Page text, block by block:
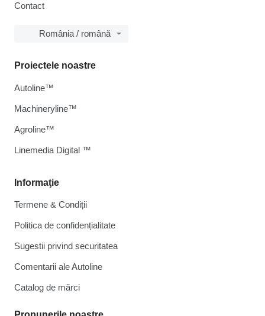
Contact
România / română
Informaţie
Termene & Condiții
Politica de confidențialitate
Sugestii privind securitatea
Comentarii ale Autoline
Catalog de mărcі
Proiectele noastre
Autoline™
Machineryline™
Agroline™
Linemedia Digital ™